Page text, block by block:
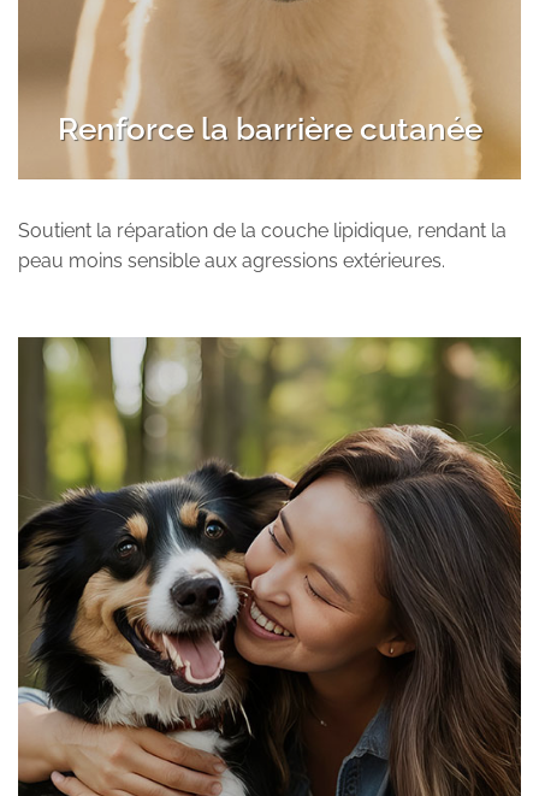
Renforce la barrière cutanée
Soutient la réparation de la couche lipidique, rendant la
peau moins sensible aux agressions extérieures.